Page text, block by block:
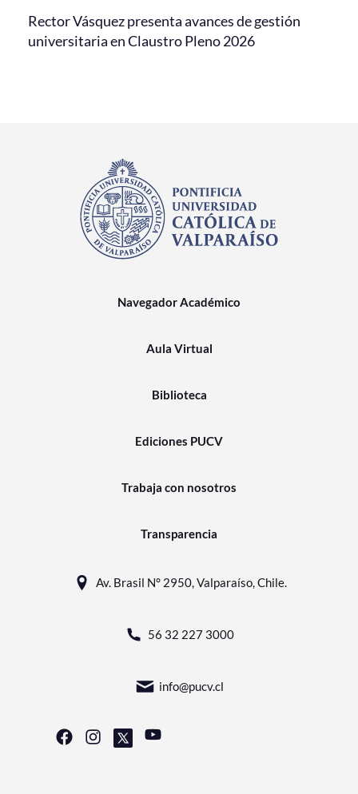
Rector Vásquez presenta avances de gestión
universitaria en Claustro Pleno 2026
Navegador Académico
Aula Virtual
Biblioteca
Ediciones PUCV
Trabaja con nosotros
Transparencia
Av. Brasil N° 2950, Valparaíso, Chile.
56 32 227 3000
info@pucv.cl